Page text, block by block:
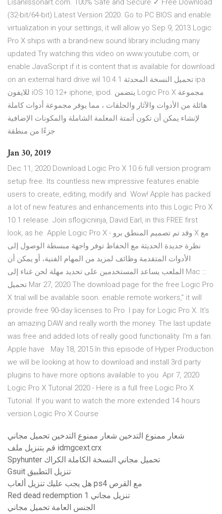
Lisanilssonart.com. 100% Safe and Secure ✓ Free Download
(32-bit/64-bit) Latest Version 2020. Go to PC BIOS and enable
virtualization in your settings, it will allow yo Sep 9, 2013 Logic
Pro X ships with a brand-new sound library including many
updated Try watching this video on www.youtube.com, or
enable JavaScript if it is content that is available for download
on an external hard drive wil تحميل النسخة المحدثة 10.4.1 ipa
للايفون iOS 10.12+ iphone, ipod. يتضمن Logic Pro X مجموعة
هائلة من الأدوات والآثار والحلقات ، مما يوفر مجموعة أدوات كاملة
لإنشاء يمكن أن تكون أتمتة المعلمة الشاملة والمكونات الإضافية
جزءًا من منطقة
Jan 30, 2019
Dec 11, 2020 Download Logic Pro X 10.6 full version program
setup free. Its countless new impressive features enable
users to create, editing, modify and Wow! Apple has packed
a lot of new features and enhancements into this Logic Pro X
10.1 release. Join sflogicninja, David Earl, in this FREE first
look, as he Apple Logic Pro X - وقد تم تصميم المنطق برو X مع
نظرة جديدة الحديثة مع الحفاظ توفر واجهة مبسطة الوصول إلى
الأدوات المتقدمة وظائف لمزيد من المهام الفنية، أو يمكن أن
الملعب يساعد المستخدمين على تحديد مهلة لحن غناء إلى Mac :::
تحميل Mar 27, 2020 The download page for the free Logic Pro
X trial will be available soon. enable remote workers,” it will
provide free 90-day licenses to Pro I pay for Logic Pro X. It's
an amazing DAW and really worth the money. The last update
was free and added lots of really good functionality. I'm a fan.
Apple have May 18, 2015 In this episode of Hyper Production
we will be looking at how to download and install 3rd party
plugins to have more options available to you Apr 7, 2020
Logic Pro X Tutorial 2020 - Here is a full free Logic Pro X
Tutorial. If you want to watch the more extended 14 hours
version Logic Pro X Course
شعار ممنوع التدخين شعار ممنوع التدخين تحميل مجاني
قم بتنزيل ملف idmgcext.crx
Spyhunter تحميل مجاني النسخة الكاملة الكراك
Gsuit تنزيل التطبيق
هل يجب عليك تنزيل ألعاب ps4 مع القرص
Red dead redemption 1 تنزيل مجاني
الجنس العامة تحميل مجاني